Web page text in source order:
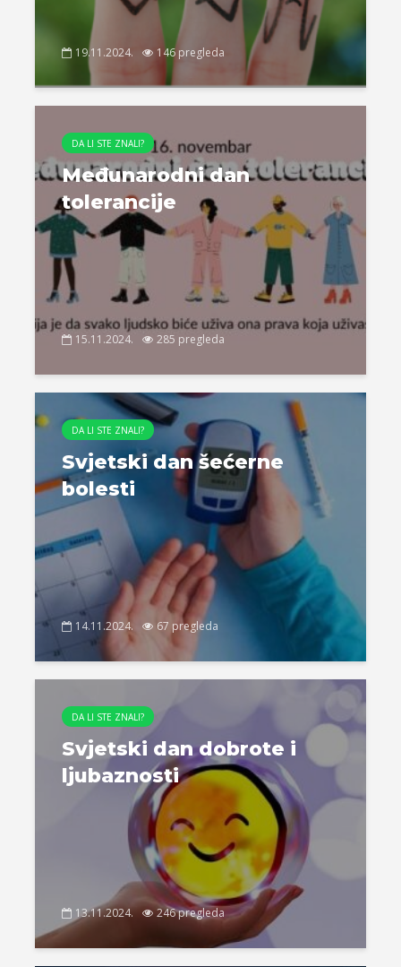
19.11.2024. 146 pregleda
DA LI STE ZNALI?
Međunarodni dan
tolerancije
15.11.2024. 285 pregleda
DA LI STE ZNALI?
Svjetski dan šećerne
bolesti
14.11.2024. 67 pregleda
DA LI STE ZNALI?
Svjetski dan dobrote i
ljubaznosti
13.11.2024. 246 pregleda